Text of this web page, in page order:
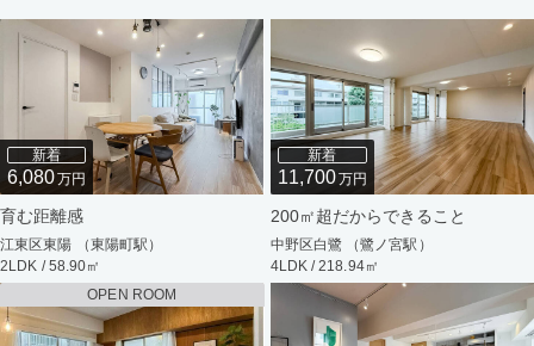
新着
6,080万円
育む距離感
江東区東陽 （東陽町駅）
2LDK / 58.90㎡
新着
11,700万円
200㎡超だからできること
中野区白鷺 （鷺ノ宮駅）
4LDK / 218.94㎡
OPEN ROOM